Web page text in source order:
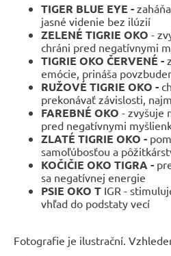
TIGER BLUE EYE -
jasné videnie bez ilúzií
ZELENÉ TIGRIE OKO -
chráni pred negatívnymi
TIGRIE OKO ČERVENÉ -
emócie, prináša
RUŽOVÉ TIGRIE OKO -
prekonávať závislosti,
FAREBNÉ OKO - zvyšuje
pred negatívnymi
ZLATÉ TIGRIE OKO -
samoľúbosťou a
KOČIČIE OKO TIGRA -
sa negatívnej energie
PSIE OKO T IGR -
vhľad do podstaty vecí
Fotografie je ilustrační.